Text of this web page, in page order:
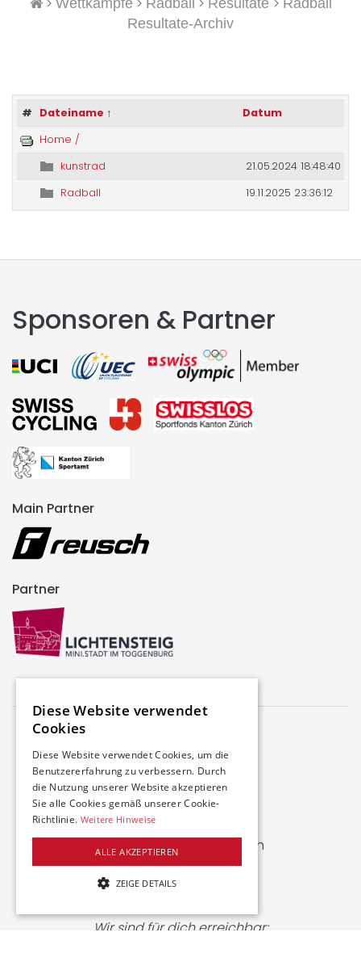
Resultate-Archiv
# Dateiname ↑
Datum
Home /
kunstrad
21.05.2024 18:48:40
Radball
19.11.2025 23:36:12
Sponsoren & Partner
Main Partner
Partner
Farbhofstrasse 21
8048 Zürich
welcome@swiss-iuc.ch
www.swiss-iuc.ch
Wir sind für dich erreichbar:
Diese Website verwendet
Cookies
Diese Website verwendet Cookies, um die
Benutzererfahrung zu verbessern. Durch
die Nutzung unserer Website akzeptieren
Sie alle Cookies gemäß unserer Cookie-
Richtlinie. Weitere Hinweise
ALLE AKZEPTIEREN
ZEIGE DETAILS
UNBEDINGT NOTWENDIGE